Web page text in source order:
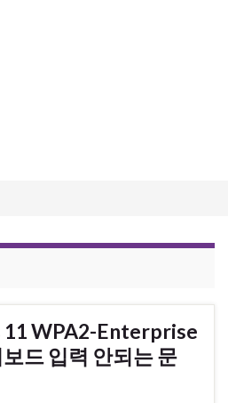
WPA2-Enterprise
드 입력 안되는 문